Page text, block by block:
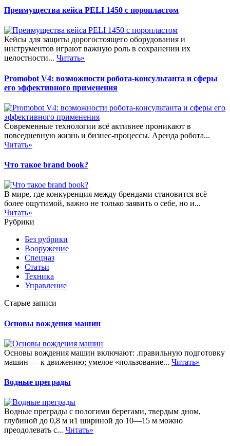
Преимущества кейса PELI 1450 с поропластом
Кейсы для защиты дорогостоящего оборудования и
инструментов играют важную роль в сохранении их
целостности... Читать»
Promobot V4: возможности робота-консультанта и сферы
его эффективного применения
Современные технологии всё активнее проникают в
повседневную жизнь и бизнес-процессы. Аренда робота...
Читать»
Что такое brand book?
В мире, где конкуренция между брендами становится всё
более ощутимой, важно не только заявить о себе, но и...
Читать»
Рубрики
Без рубрики
Вооружение
Спецназ
Статьи
Техника
Управление
Старые записи
Основы вождения машин
Основы вождения машин включают: .правильную подготовку
машин — к движению; умелое «пользование... Читать»
Водные преграды
Водные преграды с пологими берегами, твердым дном,
глубиной до 0,8 м и1 шириной до 10—15 м можно
преодолевать с... Читать»